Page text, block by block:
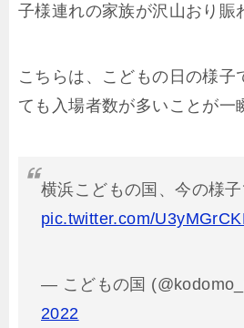
子様連れの家族が沢山おり賑
こちらは、こどもの日の様子
ても入場者数が多いことが一
横浜こどもの国、今の様子
pic.twitter.com/
— こどもの国
2022